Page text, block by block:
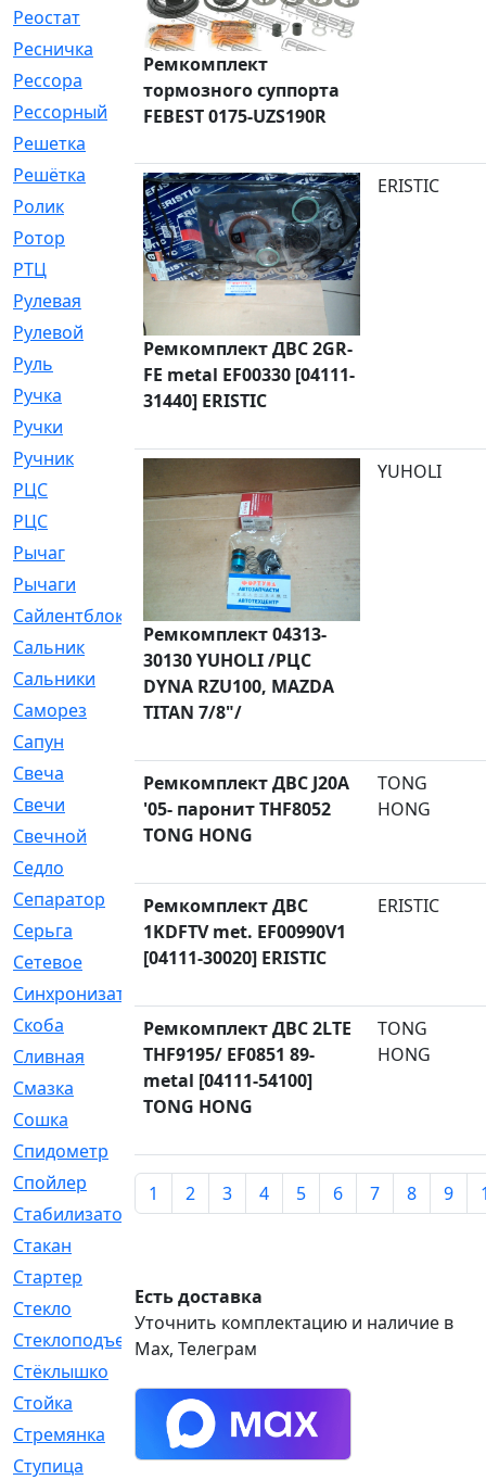
Реостат
[1]
Ресничка
[25]
Рессора
[51]
Рессорный
[107]
Решетка
Решётка
[101]
Ролик
[790]
Ротор
[2]
РТЦ
[475]
Рулевая
[974]
Рулевой
[585]
Руль
[12]
Ручка
[29]
Ручки
Ручник
[11]
РЦC
[12]
РЦС
[84]
Рычаг
[588]
Рычаги
[3]
Сайлентблок
[4208]
Сальник
[4340]
Сальники
[123]
Саморез
[23]
Сапун
Свеча
[457]
Свечи
[272]
Свечной
[2]
Седло
Сепаратор
[6]
Серьга
[27]
Сетевое
[6]
Синхронизатор
Скоба
[4]
Сливная
[6]
Смазка
[24]
Сошка
[8]
Спидометр
[48]
Спойлер
[29]
Стабилизатор
[596]
Стакан
Стартер
Стекло
[11]
Стеклоподъемник
[12]
Стёклышко
Стойка
[969]
Стремянка
[46]
Ступица
[775]
Ремкомплект
тормозного суппорта
FEBEST 0175-UZS190R
Ремкомплект ДВС 2GR-
FE metal EF00330 [04111-
31440] ERISTIC
ERISTIC
Ремкомплект 04313-
30130 YUHOLI /РЦС
DYNA RZU100, MAZDA
TITAN 7/8"/
YUHOLI
Ремкомплект ДВС J20A
'05- паронит THF8052
TONG HONG
TONG
HONG
Ремкомплект ДВС
1KDFTV met. EF00990V1
[04111-30020] ERISTIC
ERISTIC
Ремкомплект ДВС 2LTE
THF9195/ EF0851 89-
metal [04111-54100]
TONG HONG
TONG
HONG
1 2 3 4 5 6 7 8 9
Есть доставка
Уточнить комплектацию и наличие в
Max, Телеграм